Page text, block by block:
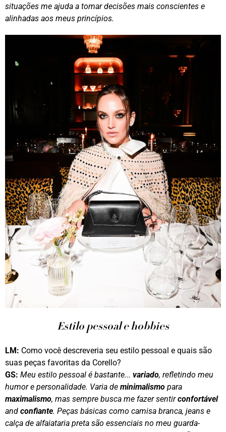
situações me ajuda a tomar decisões mais conscientes e
alinhadas aos meus princípios.
Estilo pessoal e hobbies
LM: Como você descreveria seu estilo pessoal e quais são
suas peças favoritas da Corello?
GS: Meu estilo pessoal é bastante... variado, refletindo meu
humor e personalidade. Varia de minimalismo para
maximalismo, mas sempre busca me fazer sentirconfortável
and confiante. Peças básicas como camisa branca, jeans e
calça de alfaiataria preta são essenciais no meu guarda-